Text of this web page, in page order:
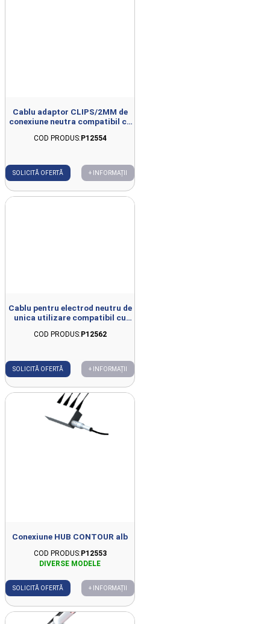
Cablu adaptor CLIPS/2MM de
conexiune neutra compatibil cu
COD PRODUS:P12554
SOLICITĂ OFERTĂ + INFORMAȚII
Cablu pentru electrod neutru de
unica utilizare compatibil cu
COD PRODUS: P12562
SOLICITĂ OFERTĂ + INFORMAȚII
Conexiune HUB CONTOUR alb
COD PRODUS: P12553
SOLICITĂ OFERTĂ + INFORMAȚII